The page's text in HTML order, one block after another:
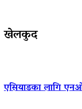
खेलकुद
एसियाडका लागि